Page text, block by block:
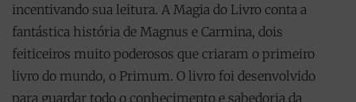
incentivando sua leitura. A Magia do Livro conta a
fantástica história de Magnus e Carmina, dois
feiticeiros muito poderosos que criaram o primeiro
livro do mundo, o Primum. O livro foi desenvolvido
para guardar todo o conhecimento e sabedoria da